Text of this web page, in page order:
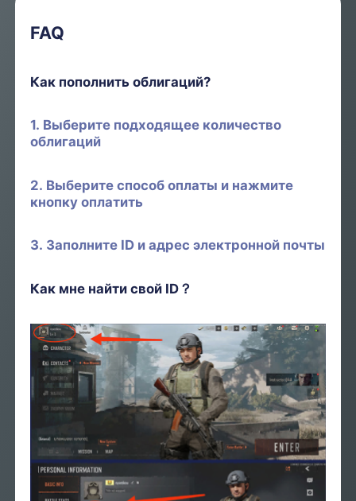
FAQ
Как пополнить облигаций?
1. Выберите подходящее количество
облигаций
2. Выберите способ оплаты и нажмите
кнопку оплатить
3. Заполните ID и адрес электронной почты
Как мне найти свой ID？